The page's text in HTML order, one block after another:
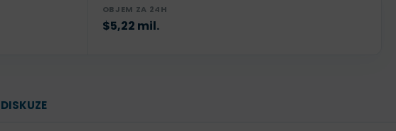
OBJEM ZA 24H
$5,22 mil.
DISKUZE